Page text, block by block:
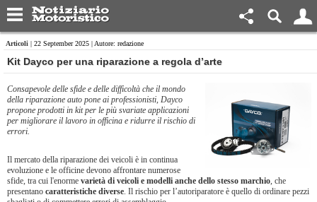
Articoli | 22 September 2025 | Autore: redazione
Kit Dayco per una riparazione a regola d’arte
Consapevole delle sfide e delle difficoltà che il mondo
della riparazione auto pone ai professionisti, Dayco
propone prodotti in kit per le più svariate applicazioni
per migliorare il lavoro in officina e ridurre il rischio di
errori.
Il mercato della riparazione dei veicoli è in continua
evoluzione e le officine devono affrontare numerose
sfide, tra cui l'enorme varietà di veicoli e modelli anche dello stesso marchio, che
presentano caratteristiche diverse. Il rischio per l’autoriparatore è quello di ordinare pezzi